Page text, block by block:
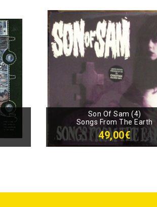
Son Of Sam (4)
Songs From The Earth
49,00€